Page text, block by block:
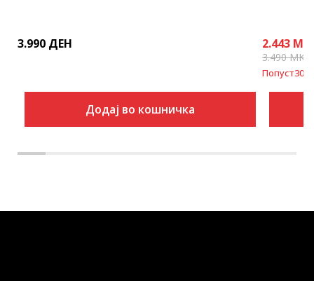
3.990 ДЕН
Додај во кошничка
2.443
3.490MKD
Попуст30